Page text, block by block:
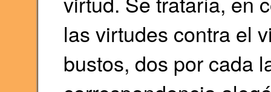
las virtudes contra el
bustos, dos por cada